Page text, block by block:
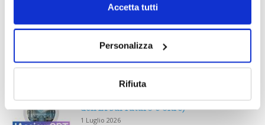
Accetta tutti
Personalizza
Rifiuta
Notizie sponsorizzate
partecipazione alla Convention degli
intermediari partner 2026
dell’IA sul futuro e oltre)
1 Luglio 2026